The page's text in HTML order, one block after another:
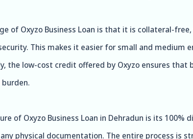
of Oxyzo Business Loan is that it is collateral-
This makes it easier for small and
the low-cost credit offered by Oxyzo ensures
of Oxyzo Business Loan in Dehradun is its
physical documentation. The entire process is